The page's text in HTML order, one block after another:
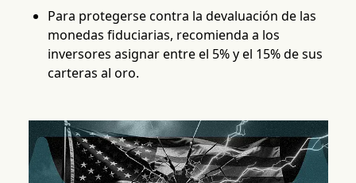
Para protegerse contra la devaluación de las
monedas fiduciarias, recomienda a los
inversores asignar entre el 5% y el 15% de sus
carteras al oro.